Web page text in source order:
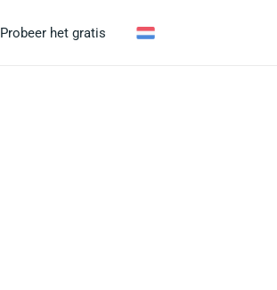
Probeer het gratis